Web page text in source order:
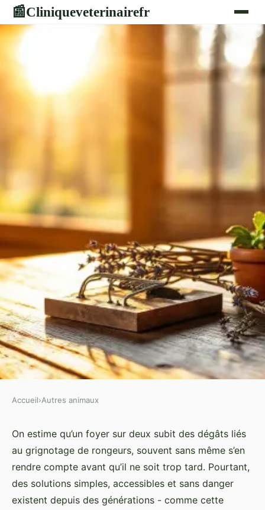
📰Cliniqueveterinairefr
Top 5 raisons de choisir des
répulsifs naturels contre les
rongeurs
Brune•18/03/2026 13:15•8 min de lecture
Accueil›Autres animaux
On estime qu’un foyer sur deux subit des dégâts liés
au grignotage de rongeurs, souvent sans même s’en
rendre compte avant qu’il ne soit trop tard. Pourtant,
des solutions simples, accessibles et sans danger
existent depuis des générations - comme cette